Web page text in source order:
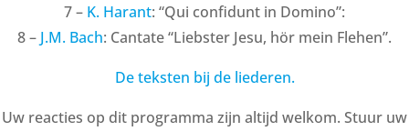
7 – K. Harant: “Qui confidunt in Domino”:
8 – J.M. Bach: Cantate “Liebster Jesu, hör mein Flehen”.
De teksten bij de liederen.
Uw reacties op dit programma zijn altijd welkom. Stuur uw